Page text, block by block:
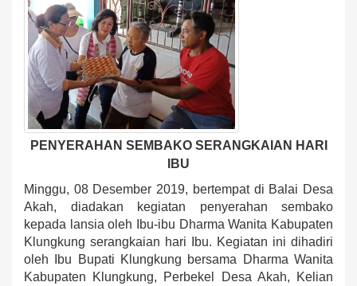
PENYERAHAN SEMBAKO SERANGKAIAN HARI
IBU
Minggu, 08 Desember 2019, bertempat di Balai Desa
Akah, diadakan kegiatan penyerahan sembako
kepada lansia oleh Ibu-ibu Dharma Wanita Kabupaten
Klungkung serangkaian hari Ibu. Kegiatan ini dihadiri
oleh Ibu Bupati Klungkung bersama Dharma Wanita
Kabupaten Klungkung, Perbekel Desa Akah, Kelian